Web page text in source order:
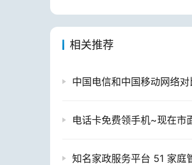
相关推荐